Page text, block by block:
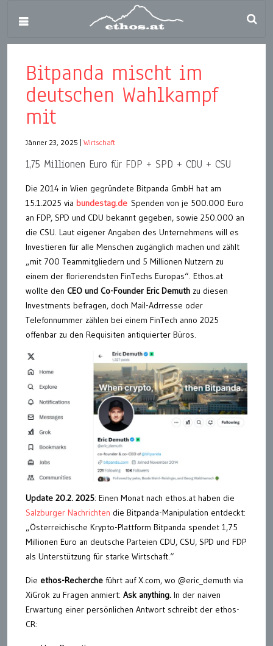
Bitpanda mischt im
deutschen Wahlkampf
mit
Jänner 23, 2025 Wirtschaft
1,75 Millionen Euro für FDP + SPD + CDU + CSU
Die 2014 in Wien gegründete Bitpanda GmbH hat am
15.1.2025 via bundestag.de Spenden von je 500.000 Euro
an FDP, SPD und CDU bekannt gegeben, sowie 250.000 an
die CSU. Laut eigener Angaben des Unternehmens will es
Investieren für alle Menschen zugänglich machen und zählt
„mit 700 Teammitgliedern und 5 Millionen Nutzern zu
einem der florierendsten FinTechs Europas“. Ethos.at
wollte den CEO und Co-Founder Eric Demuth zu diesen
Investments befragen, doch Mail-Adrresse oder
Telefonnummer zählen bei einem FinTech anno 2025
offenbar zu den Requisiten antiquierter Büros.
Update 20.2. 2025: Einen Monat nach ethos.at haben die
Salzburger Nachrichten die Bitpanda-Manipulation entdeckt:
„Österreichische Krypto-Plattform Bitpanda spendet 1,75
Millionen Euro an deutsche Parteien CDU, CSU, SPD und FDP
als Unterstützung für starke Wirtschaft.“
Die ethos-Recherche führt auf X.com, wo @eric_demuth via
XiGrok zu Fragen anmiert: Ask anything. In der naiven
Erwartung einer persönlichen Antwort schreibt der ethos-
CR: